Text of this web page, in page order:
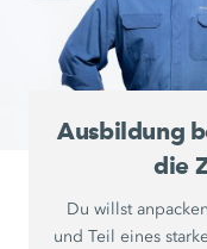
Ausbildung
die
Du willst
und Teil eines